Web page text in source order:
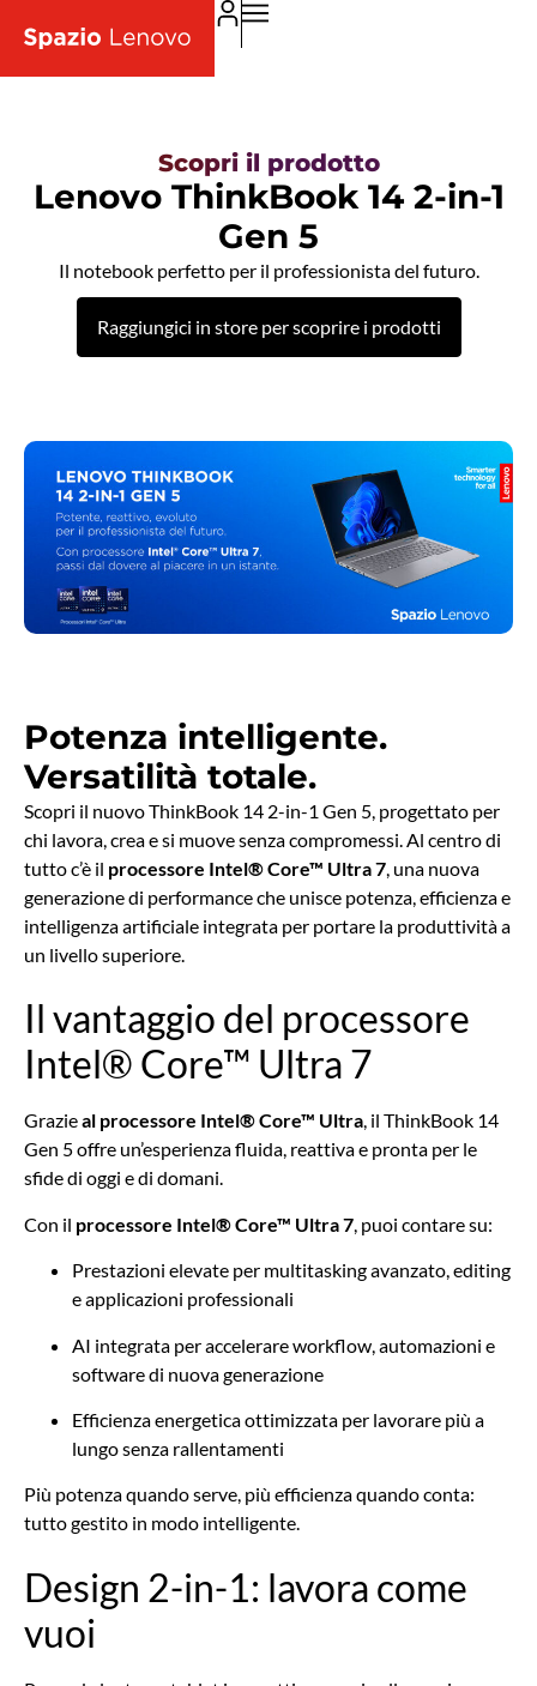
Scopri il prodotto
Lenovo ThinkBook 14 2-in-1
Gen 5
Il notebook perfetto per il professionista del futuro.
Raggiungici in store per scoprire i prodotti
Potenza intelligente.
Versatilità totale.
Scopri il nuovo ThinkBook 14 2-in-1 Gen 5, progettato per
chi lavora, crea e si muove senza compromessi. Al centro di
tutto c’è il processore Intel® Core™ Ultra 7, una nuova
generazione di performance che unisce potenza, efficienza e
intelligenza artificiale integrata per portare la produttività a
un livello superiore.
Il vantaggio del processore
Intel® Core™ Ultra 7
Grazieal processore Intel® Core™ Ultra, il ThinkBook 14
Gen 5 offre un’esperienza fluida, reattiva e pronta per le
sfide di oggi e di domani.
Con il processore Intel® Core™ Ultra 7 , puoi contare su:
Prestazioni elevate per multitasking avanzato, editing
e applicazioni professionali
AI integrata per accelerare workflow, automazioni e
software di nuova generazione
Efficienza energetica ottimizzata per lavorare più a
lungo senza rallentamenti
Più potenza quando serve, più efficienza quando conta:
tutto gestito in modo intelligente.
Design 2-in-1: lavora come
vuoi